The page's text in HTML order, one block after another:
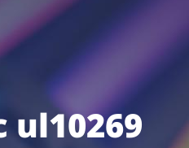
ul10269